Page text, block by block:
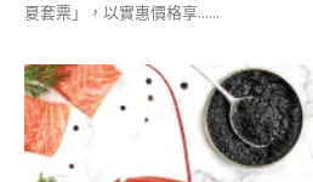
夏套票」，以實惠價格享......